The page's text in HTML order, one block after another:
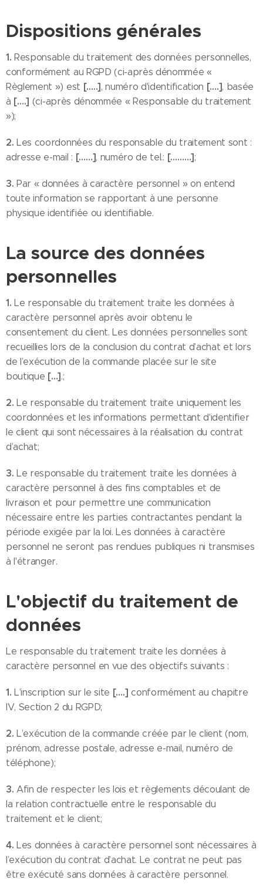
Dispositions générales
1. Responsable du traitement des données personnelles,
conformément au RGPD (ci-après dénommée «
Règlement ») est […..], numéro d'identification [….], basée
à [….] (ci-après dénommée « Responsable du traitement
»);
2.Les coordonnées du responsable du traitement sont :
adresse e-mail : [……], numéro de tel.: [………];
3.Par « données à caractère personnel » on entend
toute information se rapportant à une personne
physique identifiée ou identifiable.
La source des données
personnelles
1.Le responsable du traitement traite les données à
caractère personnel après avoir obtenu le
consentement du client. Les données personnelles sont
recueillies lors de la conclusion du contrat d’achat et lors
de l’exécution de la commande placée sur le site
boutique […].;
2. Le responsable du traitement traite uniquement les
coordonnées et les informations permettant d'identifier
le client qui sont nécessaires à la réalisation du contrat
d’achat;
3.Le responsable du traitement traite les données à
caractère personnel à des fins comptables et de
livraison et pour permettre une communication
nécessaire entre les parties contractantes pendant la
période exigée par la loi. Les données à caractère
personnel ne seront pas rendues publiques ni transmises
à l'étranger.
L'objectif du traitement de
données
Le responsable du traitement traite les données à
caractère personnel en vue des objectifs suivants :
1.L’inscription sur le site [….] conformément au chapitre
IV, Section 2 du RGPD;
2.L’exécution de la commande créée par le client (nom,
prénom, adresse postale, adresse e-mail, numéro de
téléphone);
3.Afin de respecter les lois et règlements découlant de
la relation contractuelle entre le responsable du
traitement et le client;
4. Les données à caractère personnel sont nécessaires à
l’exécution du contrat d’achat. Le contrat ne peut pas
être exécuté sans données à caractère personnel.